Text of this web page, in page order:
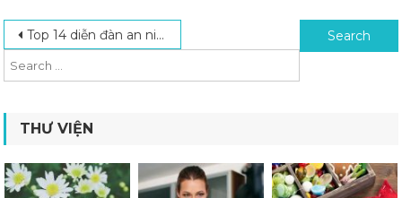
Post navigation
Top 14 diễn đàn an ninh mạng, bảo mật lập trình uy tín Search for:
THƯ VIỆN